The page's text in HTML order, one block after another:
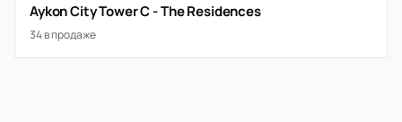
Aykon City Tower C - The Residences
34 в продаже